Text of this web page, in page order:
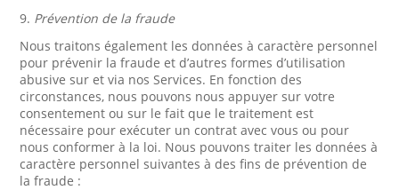
9. Prévention de la fraude
Nous traitons également les données à caractère personnel
pour prévenir la fraude et d’autres formes d’utilisation
abusive sur et via nos Services. En fonction des
circonstances, nous pouvons nous appuyer sur votre
consentement ou sur le fait que le traitement est
nécessaire pour exécuter un contrat avec vous ou pour
nous conformer à la loi. Nous pouvons traiter les données à
caractère personnel suivantes à des fins de prévention de
la fraude :